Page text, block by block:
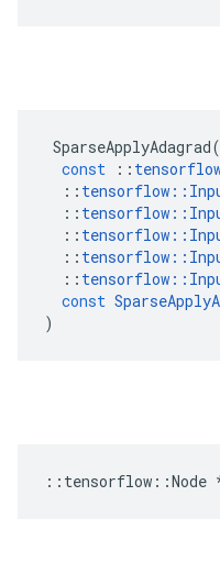
SparseApplyAdagrad(
const
::
:: tensorflow ::
:: tensorflow ::
:: tensorflow ::
:: tensorflow ::
:: tensorflow ::
const
)
:: tensorflow ::Node